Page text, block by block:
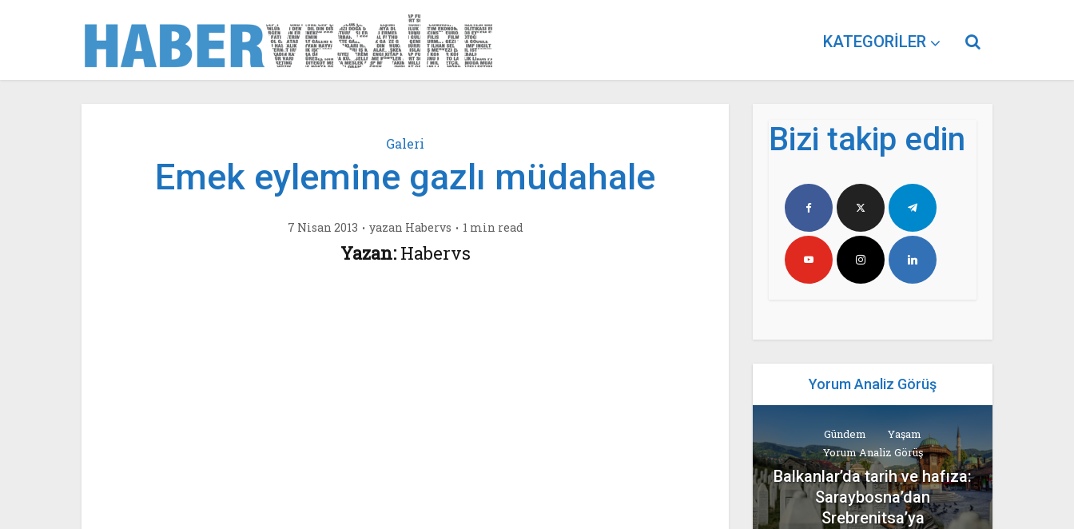
KATEGORILER
Galeri
Emek eylemine gazlı müdahale
7 Nisan 2013 yazan Habervs 1 min read
Yazan:Habervs
Bizi takip edin
Yorum Analiz Görüş
Gündem
Yaşam
Yorum Analiz Görüş
Balkanlar’da tarih ve hafıza:
Saraybosna’dan
Srebrenitsa’ya